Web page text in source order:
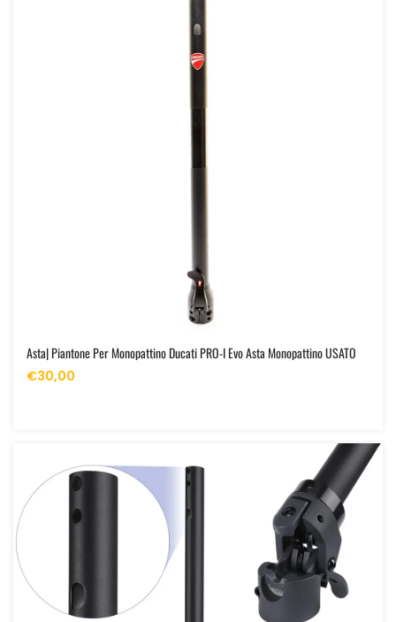
Asta| Piantone Per Monopattino Ducati PRO-I Evo Asta Monopattino USATO
€30,00